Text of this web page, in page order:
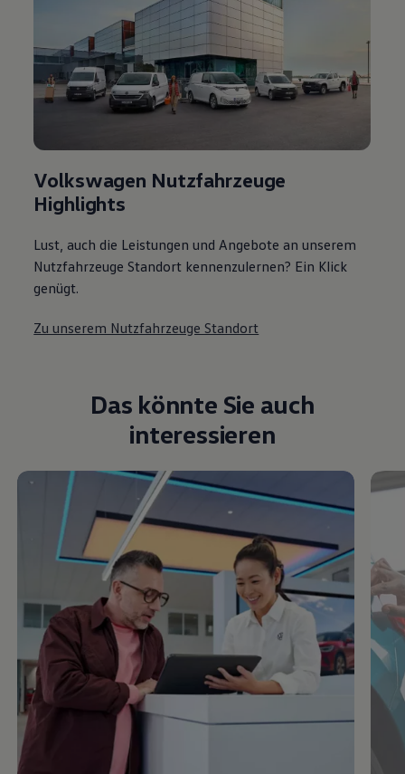
Volkswagen Nutzfahrzeuge
Highlights
Lust, auch die Leistungen und Angebote an unserem
Nutzfahrzeuge Standort kennenzulernen? Ein Klick
genügt.
Zu unserem Nutzfahrzeuge Standort
Das könnte Sie auch
interessieren